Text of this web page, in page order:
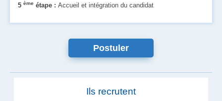
5 ème étape : Accueil et intégration du candidat
Postuler
Ils recrutent